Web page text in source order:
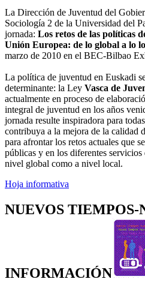
La Dirección de Juventud del
Sociología 2 de la Universidad del
jornada: Los retos de las políticas
Unión Europea: de lo global a lo
marzo de 2010 en el BEC-Bilbao
La política de juventud en Euskadi
determinante: la Ley Vasca de
actualmente en proceso de
integral de juventud en los años
jornada resulte inspiradora para
contribuya a la mejora de la calidad
para afrontar los retos actuales que
públicas y en los diferentes
nivel global como a nivel local.
Hoja informativa
NUEVOS TIEMPOS-
INFORMACIÓN